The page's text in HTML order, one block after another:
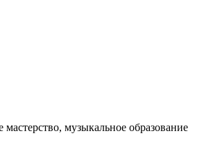
музыкальное образование